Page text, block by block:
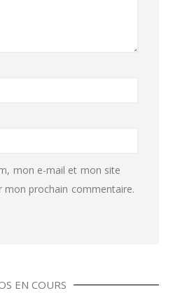
mon e-mail et mon site
mon prochain commentaire.
EN COURS